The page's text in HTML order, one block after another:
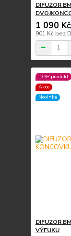
DIFUZOR
1 090 Kč
901 Kč bez
TOP produkt
Akce
Novinka
DIFUZOR
VÝFUKU